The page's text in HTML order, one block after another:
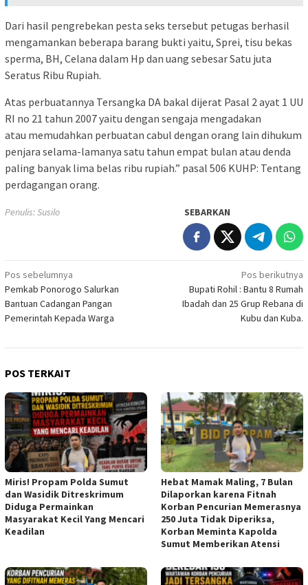
Dari hasil pengrebekan pesta seks tersebut petugas berhasil
mengamankan beberapa barang bukti yaitu, Sprei, tisu bekas
sperma, BH, Celana dalam Hp dan uang sebesar Satu juta
Seratus Ribu Rupiah.
Atas perbuatannya Tersangka DA bakal dijerat Pasal 2 ayat 1 UU
RI no 21 tahun 2007 yaitu dengan sengaja mengadakan
atau memudahkan perbuatan cabul dengan orang lain dihukum
penjara selama-lamanya satu tahun empat bulan atau denda
paling banyak lima belas ribu rupiah.” pasal 506 KUHP: Tentang
perdagangan orang.
Penulis: Susilo SEBARKAN
Navigasi
pos
Pos sebelumnya
Pemkab Ponorogo Salurkan
Bantuan Cadangan Pangan
Pemerintah Kepada Warga
Pos berikutnya
Bupati Rohil : Bantu 8 Rumah
Ibadah dan 25 Grup Rebana di
Kubu dan Kuba.
POS TERKAIT
Miris! Propam Polda Sumut
dan Wasidik Ditreskrimum
Diduga Permainkan
Masyarakat Kecil Yang Mencari
Keadilan
Hebat Mamak Maling, 7 Bulan
Dilaporkan karena Fitnah
Korban Pencurian Memerasnya
250 Juta Tidak Diperiksa,
Korban Meminta Kapolda
Sumut Memberikan Atensi